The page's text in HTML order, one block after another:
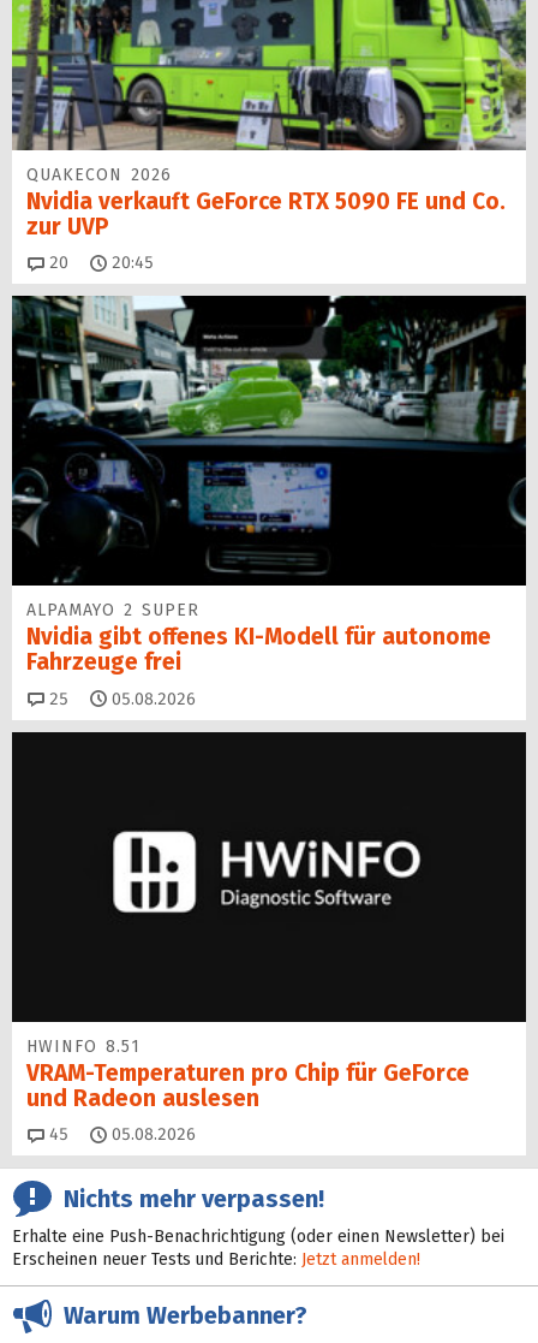
QUAKECON 2026
Nvidia verkauft GeForce RTX 5090 FE und Co.
zur UVP
20 Kommentare
20:45
ALPAMAYO 2 SUPER
Nvidia gibt offenes KI-Modell für autonome
Fahrzeuge frei
25 Kommentare
05.08.2026
HWINFO 8.51
VRAM-Temperaturen pro Chip für GeForce
und Radeon auslesen
45 Kommentare
05.08.2026
Nichts mehr verpassen!
Erhalte eine Push-Benachrichtigung (oder einen Newsletter) bei
Erscheinen neuer Tests und Berichte: Jetzt anmelden!
Warum Werbebanner?